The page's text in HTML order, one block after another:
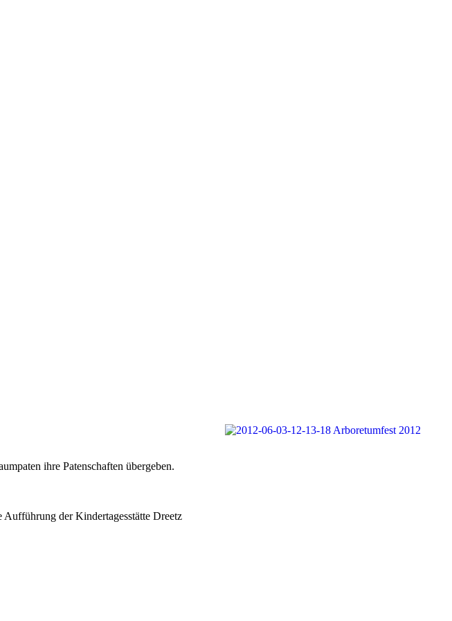
ihre Patenschaften übergeben.
der Kindertagesstätte Dreetz